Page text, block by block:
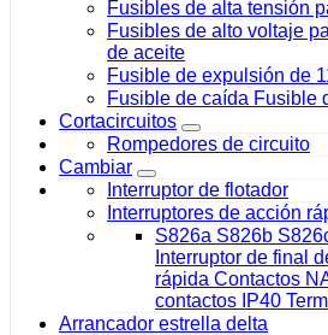
Fusibles de alta tensión
Fusibles de alto voltaje
de aceite
Fusible de expulsión de
Fusible de caída Fusible
Cortacircuitos
Rompedores de circuito
Cambiar
Interruptor de flotador
Interruptores de acción
S826a S826b
Interruptor de final
rápida Contactos
contactos IP40
Arrancador estrella delta